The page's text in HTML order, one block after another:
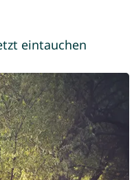
eintauchen